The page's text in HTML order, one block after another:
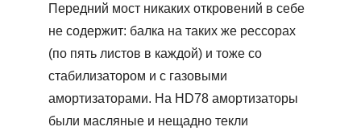
Передний мост никаких откровений в себе
не содержит: балка на таких же рессорах
(по пять листов в каждой) и тоже со
стабилизатором и с газовыми
амортизаторами. На HD78 амортизаторы
были масляные и нещадно текли